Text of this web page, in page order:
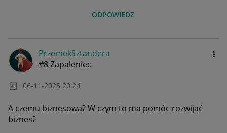
ODPOWIEDZ
PrzemekSztandera
#8 Zapaleniec
‎06-11-2025 20:24
A czemu biznesowa? W czym to ma pomóc rozwijać
biznes?